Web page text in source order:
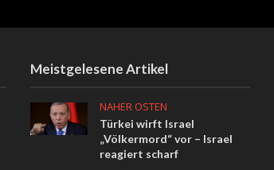
Meistgelesene Artikel
NAHER OSTEN
Türkei wirft Israel
„Völkermord“ vor – Israel
reagiert scharf